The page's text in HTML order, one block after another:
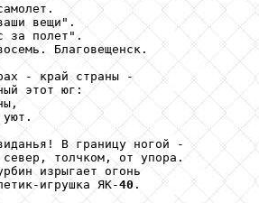
вещи".
за полет".
Благовещенск.
- край страны -
этот юг:
В границу ногой -
толчком, от упора.
изрыгает огонь
игрушка ЯК-
40 .